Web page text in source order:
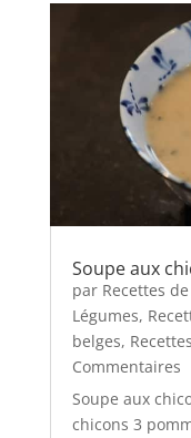
Soupe aux
par Recettes
Légumes,
belges,
Commentaires
Soupe aux
chicons 3